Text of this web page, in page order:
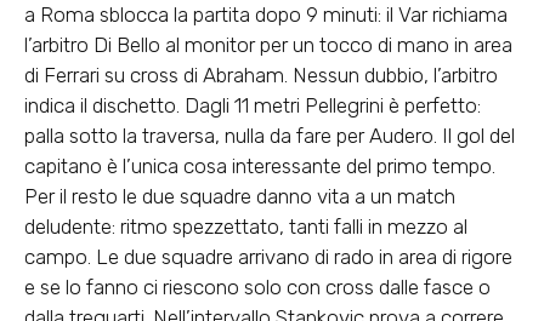
a Roma sblocca la partita dopo 9 minuti: il Var richiama
l’arbitro Di Bello al monitor per un tocco di mano in area
di Ferrari su cross di Abraham. Nessun dubbio, l’arbitro
indica il dischetto. Dagli 11 metri Pellegrini è perfetto:
palla sotto la traversa, nulla da fare per Audero. Il gol del
capitano è l’unica cosa interessante del primo tempo.
Per il resto le due squadre danno vita a un match
deludente: ritmo spezzettato, tanti falli in mezzo al
campo. Le due squadre arrivano di rado in area di rigore
e se lo fanno ci riescono solo con cross dalle fasce o